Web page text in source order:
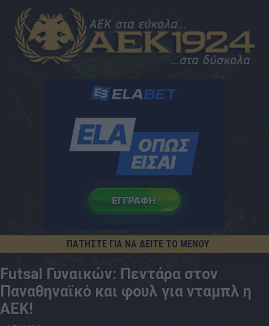
ΠΑΤΗΣΤΕ ΓΙΑ ΝΑ ΔΕΙΤΕ ΤΟ ΜΕΝΟΥ
Futsal Γυναικών: Πεντάρα στον
Παναθηναϊκό και φουλ για νταμπλ η
ΑΕΚ!